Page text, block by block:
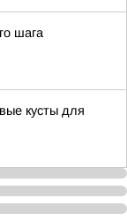
шага
кусты для